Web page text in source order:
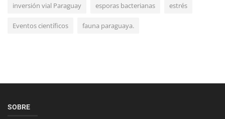
inversión vial Paraguay esporas bacterianas estrés
Eventos científicos fauna paraguaya.
SOBRE